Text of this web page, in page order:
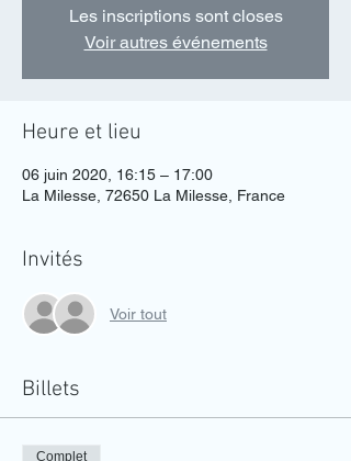
Les inscriptions sont closes
Voir autres événements
Heure et lieu
06 juin 2020, 16:15 – 17:00
La Milesse, 72650 La Milesse, France
Invités
Voir tout
Billets
Complet